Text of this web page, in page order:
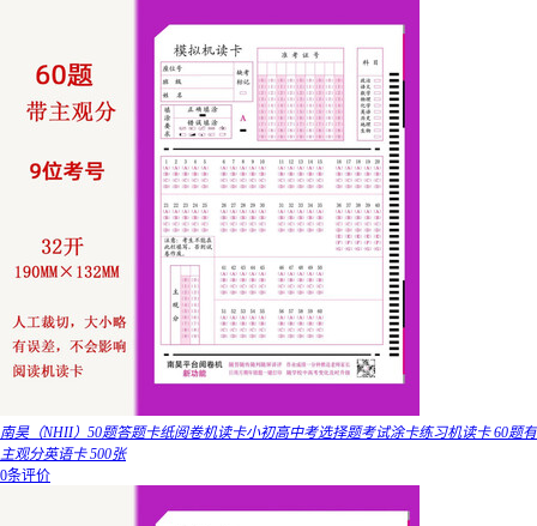
南昊（NHII）50题答题卡纸阅卷机读卡小初高中考选择题考试涂卡练习机读卡 60题有
主观分英语卡 500张
0条评价